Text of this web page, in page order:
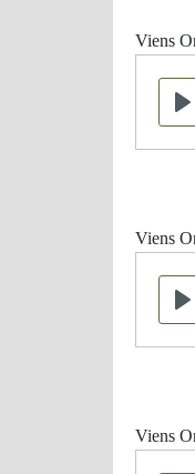
Viens
Viens
Viens